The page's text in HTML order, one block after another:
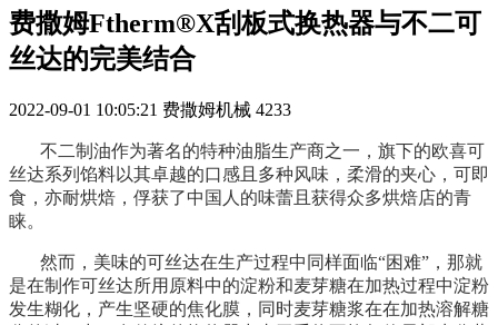
费撒姆Ftherm®X刮板式换热器与不二可
丝达的完美结合
2022-09-01 10:05:21 费撒姆机械 4233
不二制油作为著名的特种油脂生产商之一，旗下的欧喜可
丝达系列馅料以其卓越的口感且多种风味，柔滑的夹心，可即
食，亦耐烘焙，俘获了中国人的味蕾且获得众多烘焙店的青
睐。
然而，美味的可丝达在生产过程中同样面临“困难”，那就
是在制作可丝达所用原料中的淀粉和麦芽糖在加热过程中淀粉
发生糊化，产生坚硬的焦化膜，同时麦芽糖浆在在加热溶解糖